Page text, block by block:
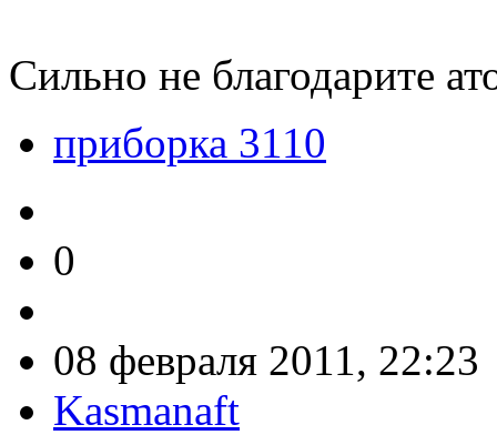
Сильно не благодарите
приборка 3110
0
08 февраля 2011, 22:23
Kasmanaft